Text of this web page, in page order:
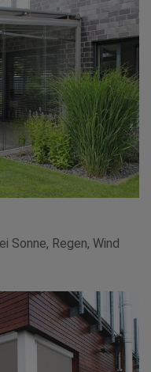
Sonne, Regen, Wind